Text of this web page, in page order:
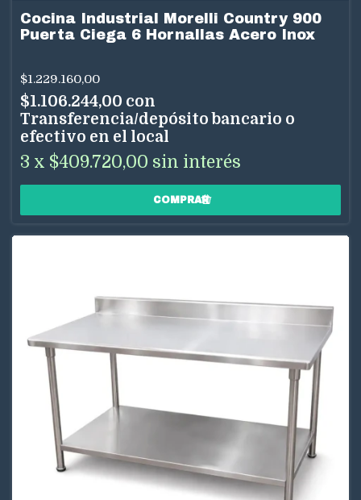
Cocina Industrial Morelli Country 900
Puerta Ciega 6 Hornallas Acero Inox
$1.229.160,00
$1.106.244,00 con
Transferencia/depósito bancario o
efectivo en el local
3 x $409.720,00 sin interés